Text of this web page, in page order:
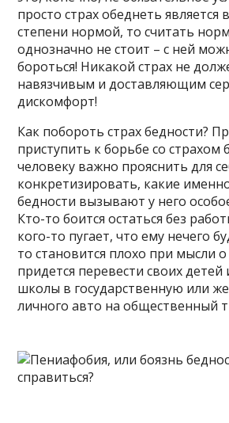
просто страх обеднеть является
степени нормой, то считать
однозначно не стоит – с ней
бороться! Никакой страх не
навязчивым и доставляющим
дискомфорт!
Как побороть страх бедности?
приступить к борьбе со страхом
человеку важно прояснить для
конкретизировать, какие
бедности вызывают у него
Кто-то боится остаться без
кого-то пугает, что ему нечего
то становится плохо при мысли
придется перевести своих детей
школы в государственную или же
личного авто на общественный